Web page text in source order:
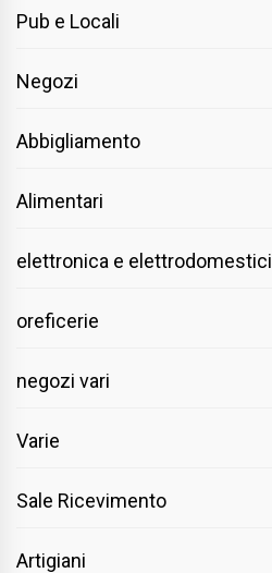
Pub e Locali
Negozi
Abbigliamento
Alimentari
elettronica e elettrodomestici
oreficerie
negozi vari
Varie
Sale Ricevimento
Artigiani